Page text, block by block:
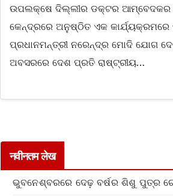
ଉପଲକ୍ଷେ ଦିଲ୍ଲୀର ଡକ୍ଟର ଆମ୍ବେଦକର
କେନ୍ଦ୍ରରେ ଅନୁଷ୍ଠିତ ଏକ
ପ୍ରଧାନମନ୍ତ୍ରୀ ନରେନ୍ଦ୍ର ମୋଦି ଯୋଗ
ଅବସରରେ ଦେଶ ପ୍ରତି ରାଷ୍ଟ୍ରୀୟ…
नवीनतम लेख
ଭୁବନେଶ୍ବରରେ ଦେଢ଼ ବର୍ଷର ଶିଶୁ ପୁତ୍ର